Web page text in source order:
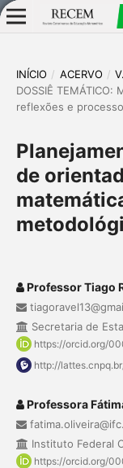
INÍCIO / ACERVO /
DOSSIÊ
reflexões e
de
Professor Tiago
Secretaria de
https://orcid.org/
http://
Professora
Instituto Federal
https://orcid.org/